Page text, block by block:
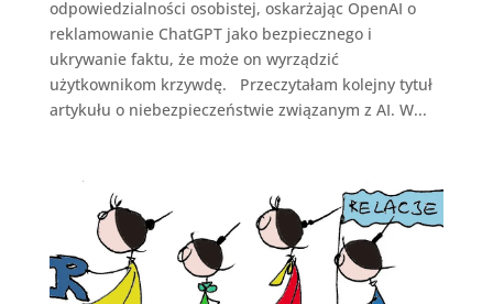
odpowiedzialności osobistej, oskarżając OpenAI o
reklamowanie ChatGPT jako bezpiecznego i
ukrywanie faktu, że może on wyrządzić
użytkownikom krzywdę. Przeczytałam kolejny tytuł
artykułu o niebezpieczeństwie związanym z AI. W...